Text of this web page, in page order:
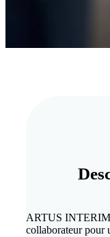
ARTUS
collaborateur pour